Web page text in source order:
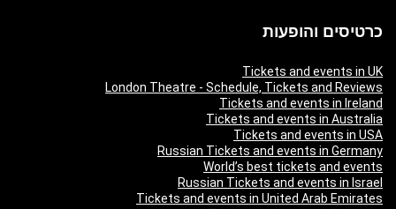
כרטיסים והופעות
Tickets and events in UK
London Theatre - Schedule, Tickets and Reviews
Tickets and events in Ireland
Tickets and events in Australia
Tickets and events in USA
Russian Tickets and events in Germany
World’s best tickets and events
Russian Tickets and events in Israel
Tickets and events in United Arab Emirates